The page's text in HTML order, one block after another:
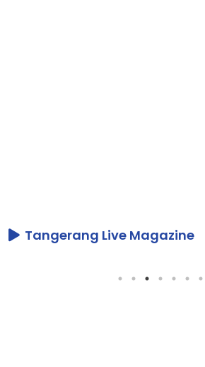
Tangerang Live Magazine